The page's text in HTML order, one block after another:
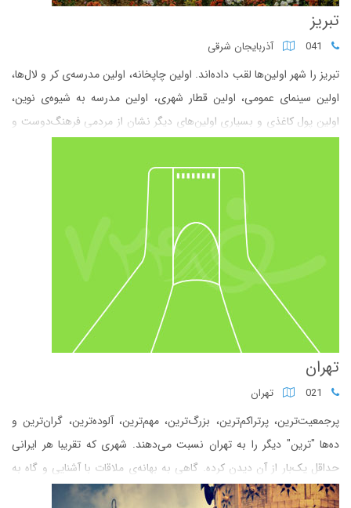
تبریز
آذربایجان شرقی
تبریز را شهر اولین‌ها لقب داده‌اند. اولین چاپخانه، اولین مدرسه‌ی کر و لال‌ها،
اولین سینمای عمومی، اولین قطار شهری، اولین مدرسه به شیوه‌ی نوین،
اولین پول کاغذی و بسیاری اولین‌های دیگر نشان از مردمی فرهنگ‌دوست و
نداده‌اند، که تلاش کرده‌اند تا به بهترین شکل آن را در شهر خود بومی و
تهران
تهران
پرجمعیت‌ترین، پرتراکم‌ترین، بزرگ‌ترین، مهم‌ترین، آلوده‌ترین، گران‌ترین و
ده‌ها "ترین" دیگر را به تهران نسبت می‌دهند. شهری که تقریبا هر ایرانی
حداقل یک‌بار از آن دیدن کرده. گاهی به بهانه‌ی ملاقات با آشنایی و گاه به
‌دنبال کاری.